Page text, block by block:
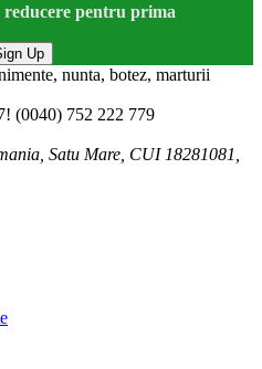
pentru prima
Up
(0040) 752 222 779
Satu Mare, CUI 18281081,